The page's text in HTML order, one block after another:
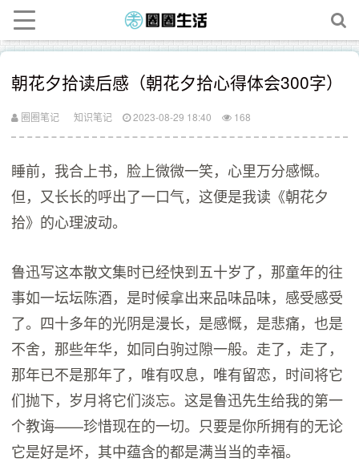
朝花夕拾读后感（朝花夕拾心得体会300字）
圈圈笔记 知识笔记 2023-08-29 18:40 168
睡前，我合上书，脸上微微一笑，心里万分感慨。
但，又长长的呼出了一口气，这便是我读《朝花夕
拾》的心理波动。
鲁迅写这本散文集时已经快到五十岁了，那童年的往
事如一坛坛陈酒，是时候拿出来品味品味，感受感受
了。四十多年的光阴是漫长，是感慨，是悲痛，也是
不舍，那些年华，如同白驹过隙一般。走了，走了，
那年已不是那年了，唯有叹息，唯有留恋，时间将它
们抛下，岁月将它们淡忘。这是鲁迅先生给我的第一
个教诲——珍惜现在的一切。只要是你所拥有的无论
它是好是坏，其中蕴含的都是满当当的幸福。